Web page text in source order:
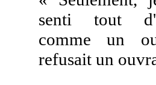
senti tout
comme un
refusait un